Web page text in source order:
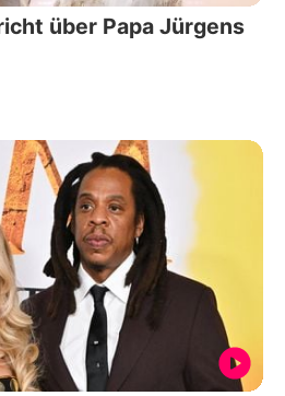
über Papa Jürgens